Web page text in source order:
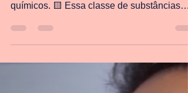
Filtro solar causa câncer?
Olá meus Amigos! 🟧 tá na hora de parar de
falarmos de forma genérica dos filtros
químicos. 🟨 Essa classe de substâncias